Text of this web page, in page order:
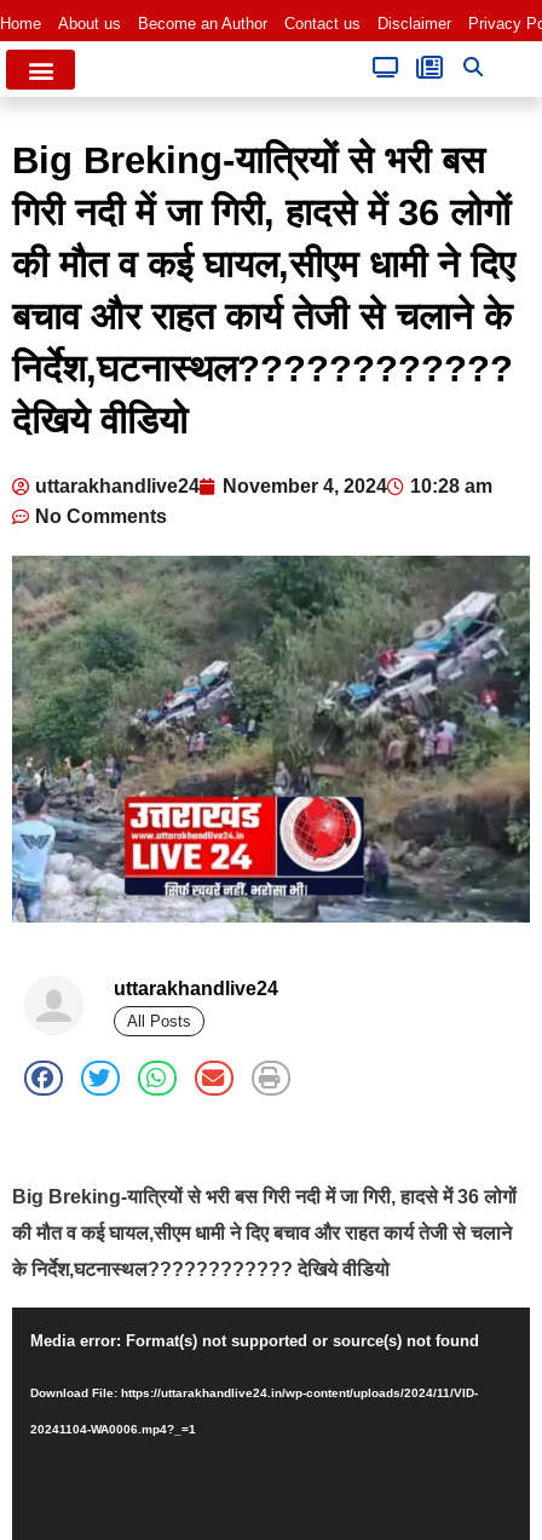
Home About us Become an Author Contact us Disclaimer Privacy
Big Breking-यात्रियों से भरी बस
गिरी नदी में जा गिरी, हादसे में 36 लोगों
की मौत व कई घायल,सीएम धामी ने दिए
बचाव और राहत कार्य तेजी से चलाने के
निर्देश,घटनास्थल????????????
देखिये वीडियो
uttarakhandlive24 November 4, 2024
10:28 am
No Comments
uttarakhandlive24
All Posts
Big Breking-यात्रियों से भरी बस गिरी नदी में जा गिरी, हादसे में 36 लोगों
की मौत व कई घायल,सीएम धामी ने दिए बचाव और राहत कार्य तेजी से चलाने
के निर्देश,घटनास्थल???????????? देखिये वीडियो
Media error: Format(s) not supported or source(s) not found
Download File: https://uttarakhandlive24.in/wp-content/uploads/2024/11/VID-
20241104-WA0006.mp4?_=1